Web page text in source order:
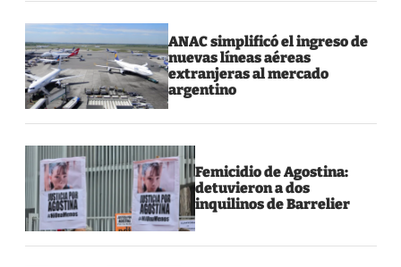
ANAC simplificó el ingreso de
nuevas líneas aéreas
extranjeras al mercado
argentino
Femicidio de Agostina:
detuvieron a dos
inquilinos de Barrelier